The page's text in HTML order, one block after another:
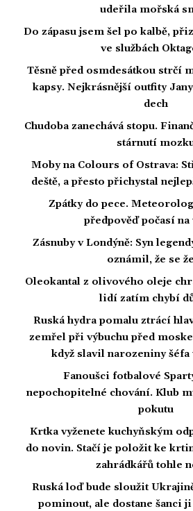
udeřila mořská
Do zápasu jsem šel po kalbě,
ve službách
Těsně před osmdesátkou strčí
kapsy. Nejkrásnější outfity
dech
Chudoba zanechává stopu.
stárnutí
Moby na Colours of Ostrava:
deště, a přesto přichystal
Zpátky do pece.
předpověď počasí
Zásnuby v Londýně: Syn
oznámil, že se
Oleokantal z olivového oleje
lidí zatím chybí
Ruská hydra pomalu ztrácí
zemřel při výbuchu před
když slavil narozeniny šéfa
Fanoušci fotbalové
nepochopitelné chování. Klub
pokutu
Krtka vyženete kuchyňským
do novin. Stačí je položit ke
zahrádkářů tohle
Ruská loď bude sloužit
pominout, ale dostane šanci